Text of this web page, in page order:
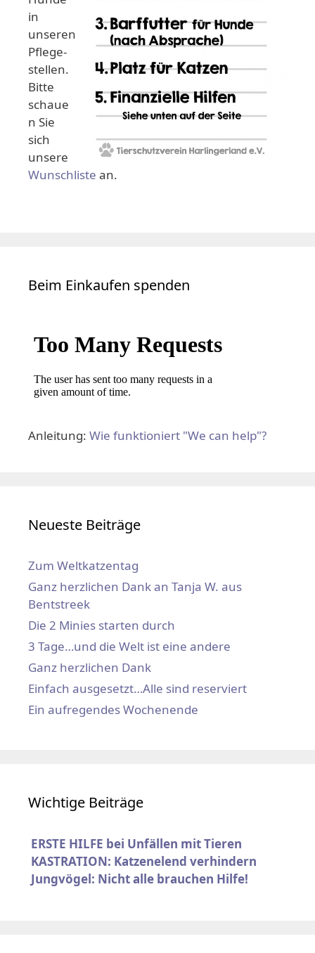
in
unseren
Pflege-
stellen.
Bitte
schaue
n Sie
sich
unsere
Wunschliste an.
Beim Einkaufen spenden
Anleitung: Wie funktioniert "We can help"?
Neueste Beiträge
Zum Weltkatzentag
Ganz herzlichen Dank an Tanja W. aus
Bentstreek
Die 2 Minies starten durch
3 Tage…und die Welt ist eine andere
Ganz herzlichen Dank
Einfach ausgesetzt…Alle sind reserviert
Ein aufregendes Wochenende
Wichtige Beiträge
ERSTE HILFE bei Unfällen mit Tieren
KASTRATION: Katzenelend verhindern
Jungvögel: Nicht alle brauchen Hilfe!